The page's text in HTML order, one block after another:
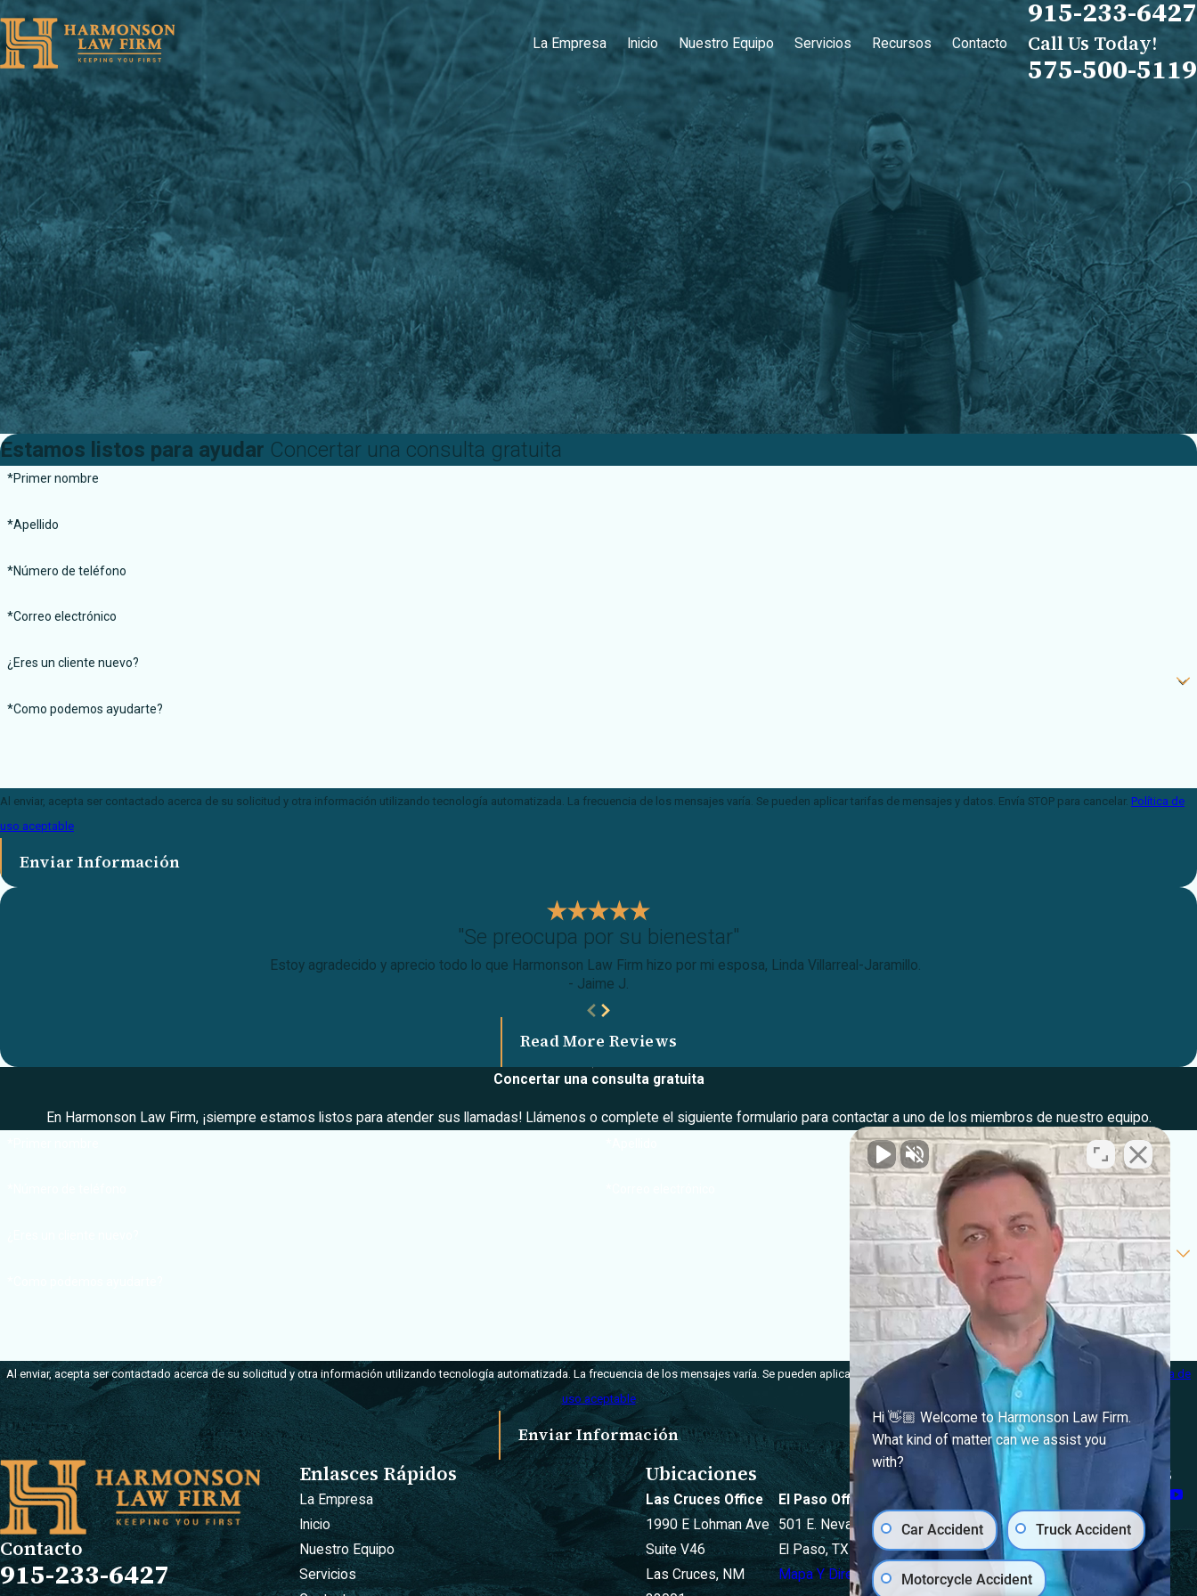
La Empresa Inicio Nuestro Equipo Servicios Recursos Contacto
915-233-6427
Call Us Today!
575-500-5119
Estamos listos para ayudar Concertar una consulta gratuita
*Primer nombre
*Apellido
*Número de teléfono
*Correo electrónico
¿Eres un cliente nuevo?
*Como podemos ayudarte?
Al enviar, acepta ser contactado acerca de su solicitud y otra información utilizando tecnología automatizada. La frecuencia de los mensajes varía. Se pueden aplicar tarifas de mensajes y datos. Envía STOP para cancelar. Política de
uso aceptable
Enviar Información
"Se preocupa por su bienestar"
Estoy agradecido y aprecio todo lo que Harmonson Law Firm hizo por mi esposa, Linda Villarreal-Jaramillo.
- Jaime J.
Read More Reviews
Concertar una consulta gratuita
En Harmonson Law Firm, ¡siempre estamos listos para atender sus llamadas! Llámenos o complete el siguiente formulario para contactar a uno de los miembros de nuestro equipo.
Al enviar, acepta ser contactado acerca de su solicitud y otra información utilizando tecnología automatizada. La frecuencia de los mensajes varía. Se pueden aplicar tarifas de mensajes y datos. Envía STOP para cancelar.
Política de
uso aceptable
Enviar Información
Contacto
915-233-6427
Enlasces Rápidos
La Empresa
Inicio
Nuestro Equipo
Servicios
Ubicaciones
Las Cruces Office
1990 E Lohman Ave
Suite V46
Las Cruces, NM
El Paso Office
501 E. Nevada Ave
El Paso, TX 79902
Mapa Y Direcciones
Síganos
Hi 👋🏼 Welcome to Harmonson Law Firm.
What kind of matter can we assist you
with?
Car Accident Truck Accident
Motorcycle Accident